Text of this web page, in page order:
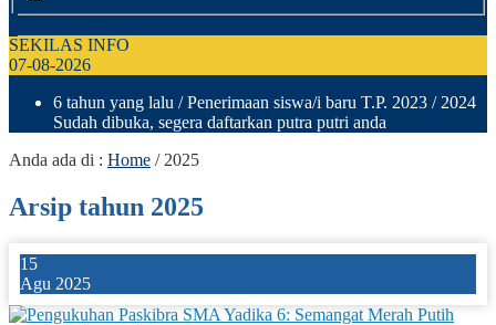
SEKILAS INFO
07-08-2026
6 tahun yang lalu / Penerimaan siswa/i baru T.P. 2023 / 2024
Sudah dibuka, segera daftarkan putra putri anda
Anda ada di : Home / 2025
Arsip tahun 2025
15
Agu 2025